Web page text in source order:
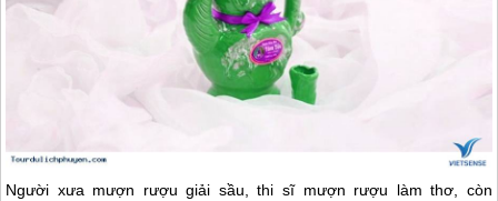
Người xưa mượn rượu giải sầu, thi sĩ mượn rượu làm thơ, còn